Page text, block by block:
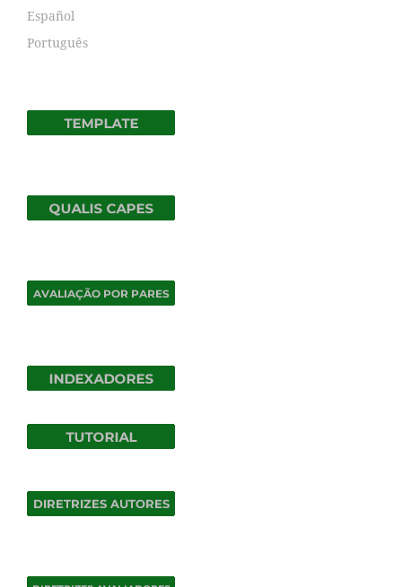
Español
Português